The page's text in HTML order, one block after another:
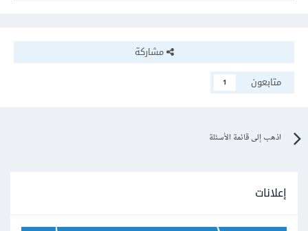
مشاركة
متابعون
1
اذهب إلى قائمة الأسئلة
إعلانات